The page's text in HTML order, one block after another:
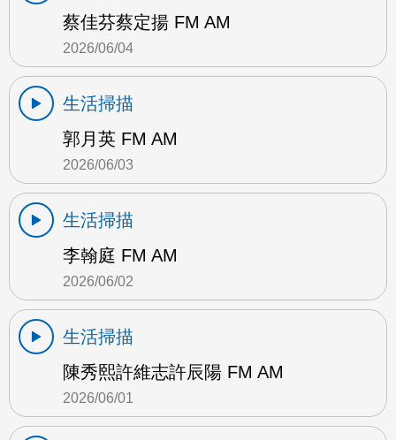
蔡佳芬蔡定揚 FM AM
2026/06/04
生活掃描
郭月英 FM AM
2026/06/03
生活掃描
李翰庭 FM AM
2026/06/02
生活掃描
陳秀熙許維志許辰陽 FM AM
2026/06/01